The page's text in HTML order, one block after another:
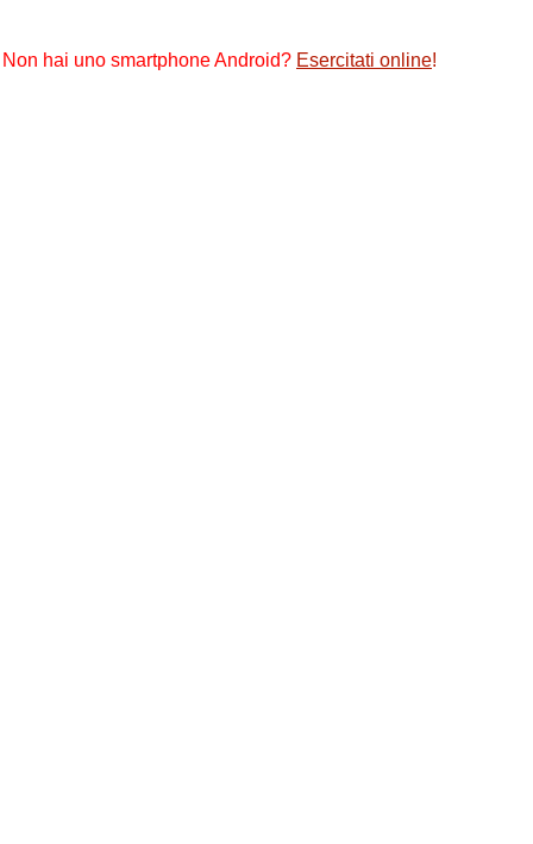
Non hai uno smartphone Android? Esercitati online!